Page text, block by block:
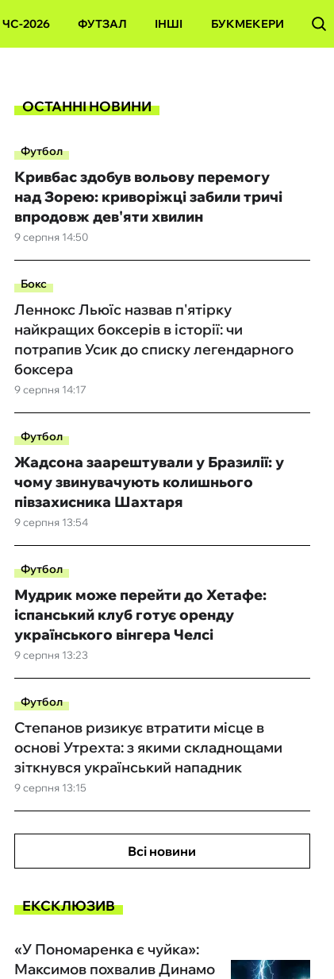
ЧС-2026 ФУТЗАЛ ІНШІ БУКМЕКЕРИ
ОСТАННІ НОВИНИ
Футбол
9 серпня 14:50
Кривбас здобув вольову перемогу
над Зорею: криворіжці забили тричі
впродовж дев'яти хвилин
Бокс
9 серпня 14:17
Леннокс Льюїс назвав п'ятірку
найкращих боксерів в історії: чи
потрапив Усик до списку легендарного
боксера
Футбол
9 серпня 13:54
Жадсона заарештували у Бразилії: у
чому звинувачують колишнього
півзахисника Шахтаря
Футбол
9 серпня 13:23
Мудрик може перейти до Хетафе:
іспанський клуб готує оренду
українського вінгера Челсі
Футбол
9 серпня 13:15
Степанов ризикує втратити місце в
основі Утрехта: з якими складнощами
зіткнувся український нападник
Всі новини
ЕКСКЛЮЗИВ
«У Пономаренка є чуйка»:
Максимов похвалив Динамо